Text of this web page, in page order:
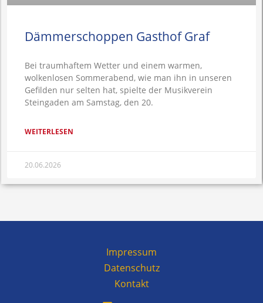
Dämmerschoppen Gasthof Graf
Bei traumhaftem Wetter und einem warmen,
wolkenlosen Sommerabend, wie man ihn in unseren
Gefilden nur selten hat, spielte der Musikverein
Steingaden am Samstag, den 20.
WEITERLESEN
20.06.2026
Impressum
Datenschutz
Kontakt